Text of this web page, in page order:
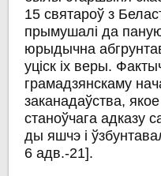
15 святароў з
прымушалі да
юрыдычна
уціск іх веры.
грамадзянскаму
заканадаўства,
станоўчага адказу
ды яшчэ і
6 адв.-21].